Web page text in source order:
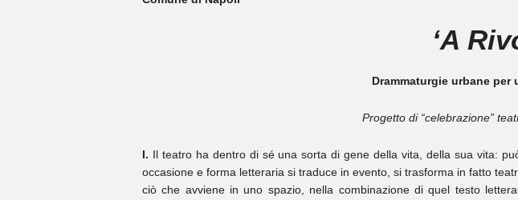
‘A
Drammaturgie urbane per
Progetto di “celebrazione”
I. Il teatro ha dentro di sé una sorta di gene della vita, della sua vita:
occasione e forma letteraria si traduce in evento, si trasforma in fatto
ciò che avviene in uno spazio, nella combinazione di quel testo